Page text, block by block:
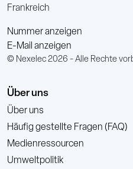
Frankreich
Nummer anzeigen
E-Mail anzeigen
© Nexelec 2026 - Alle Rechte
Über uns
Über uns
Häufig gestellte Fragen (FAQ)
Medienressourcen
Umweltpolitik